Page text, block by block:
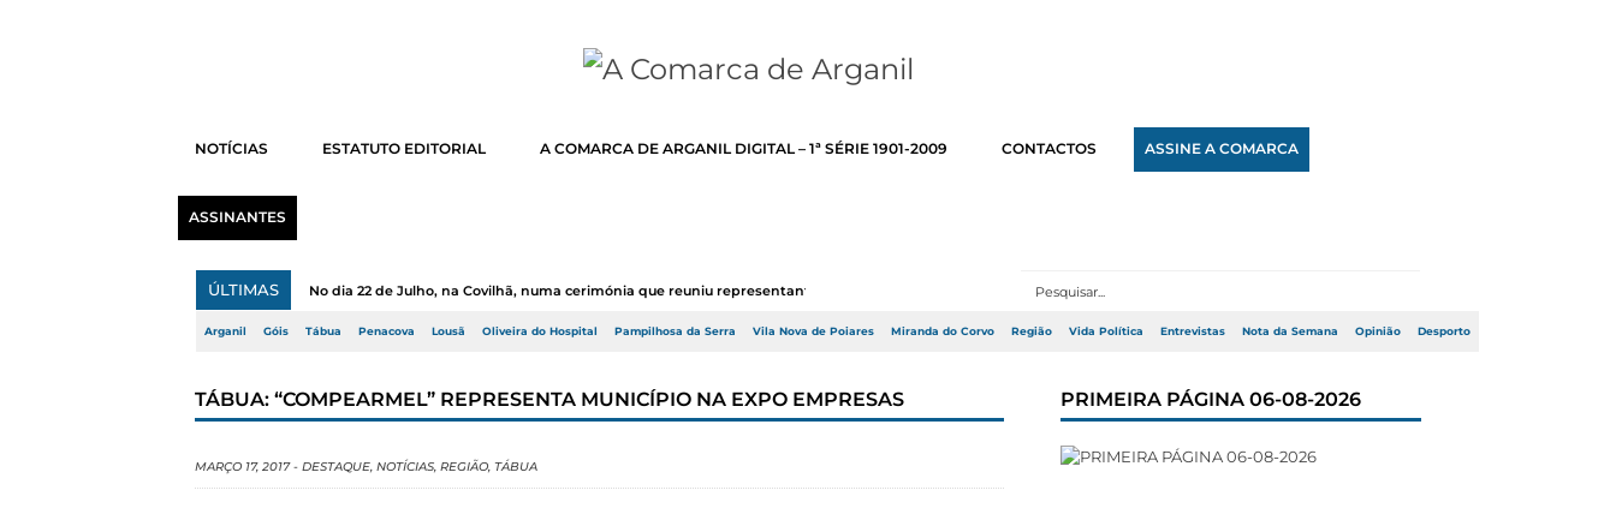
NOTÍCIAS ESTATUTO EDITORIAL A COMARCA DE ARGANIL DIGITAL – 1ª SÉRIE 1901-2009 CONTACTOS ASSINE A COMARCA
ASSINANTES
ÚLTIMAS No dia 22 de Julho, na Covilhã, numa cerimónia que reuniu representantes do Go...
Arganil Góis Tábua Penacova Lousã Oliveira do Hospital Pampilhosa da Serra Vila Nova de Poiares Miranda do Corvo Região Vida Política Entrevistas Nota da Semana Opinião Desporto
TÁBUA: “COMPEARMEL” REPRESENTA MUNICÍPIO NA EXPO EMPRESAS
MARÇO 17, 2017 - DESTAQUE, NOTÍCIAS, REGIÃO, TÁBUA
PRIMEIRA PÁGINA 06-08-2026